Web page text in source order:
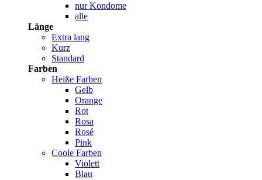
nur Kondome
alle
Länge
Extra lang
Kurz
Standard
Farben
Heiße Farben
Gelb
Orange
Rot
Rosa
Rosé
Pink
Coole Farben
Violett
Blau